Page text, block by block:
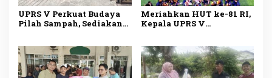
UPRS V Perkuat Budaya
Pilah Sampah, Sediakan
Bersih
Meriahkan HUT ke-81 RI,
Kepala UPRS V
Daan Mogot